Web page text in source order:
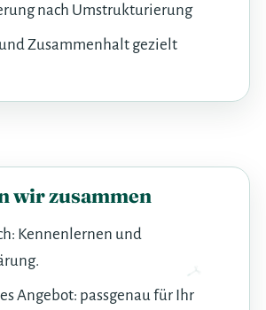
nach Umstrukturierung
Zusammenhalt gezielt
wir zusammen
Kennenlernen und
Angebot: passgenau für Ihr